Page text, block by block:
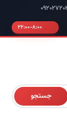
جستجو